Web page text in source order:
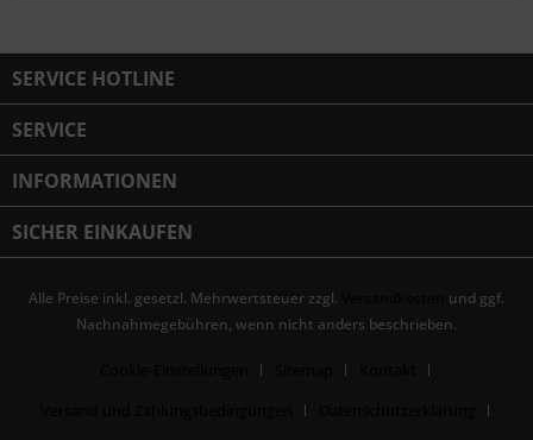
SERVICE HOTLINE
SERVICE
INFORMATIONEN
SICHER EINKAUFEN
Alle Preise inkl. gesetzl. Mehrwertsteuer zzgl.
und ggf.
Nachnahmegebühren, wenn nicht anders beschrieben.